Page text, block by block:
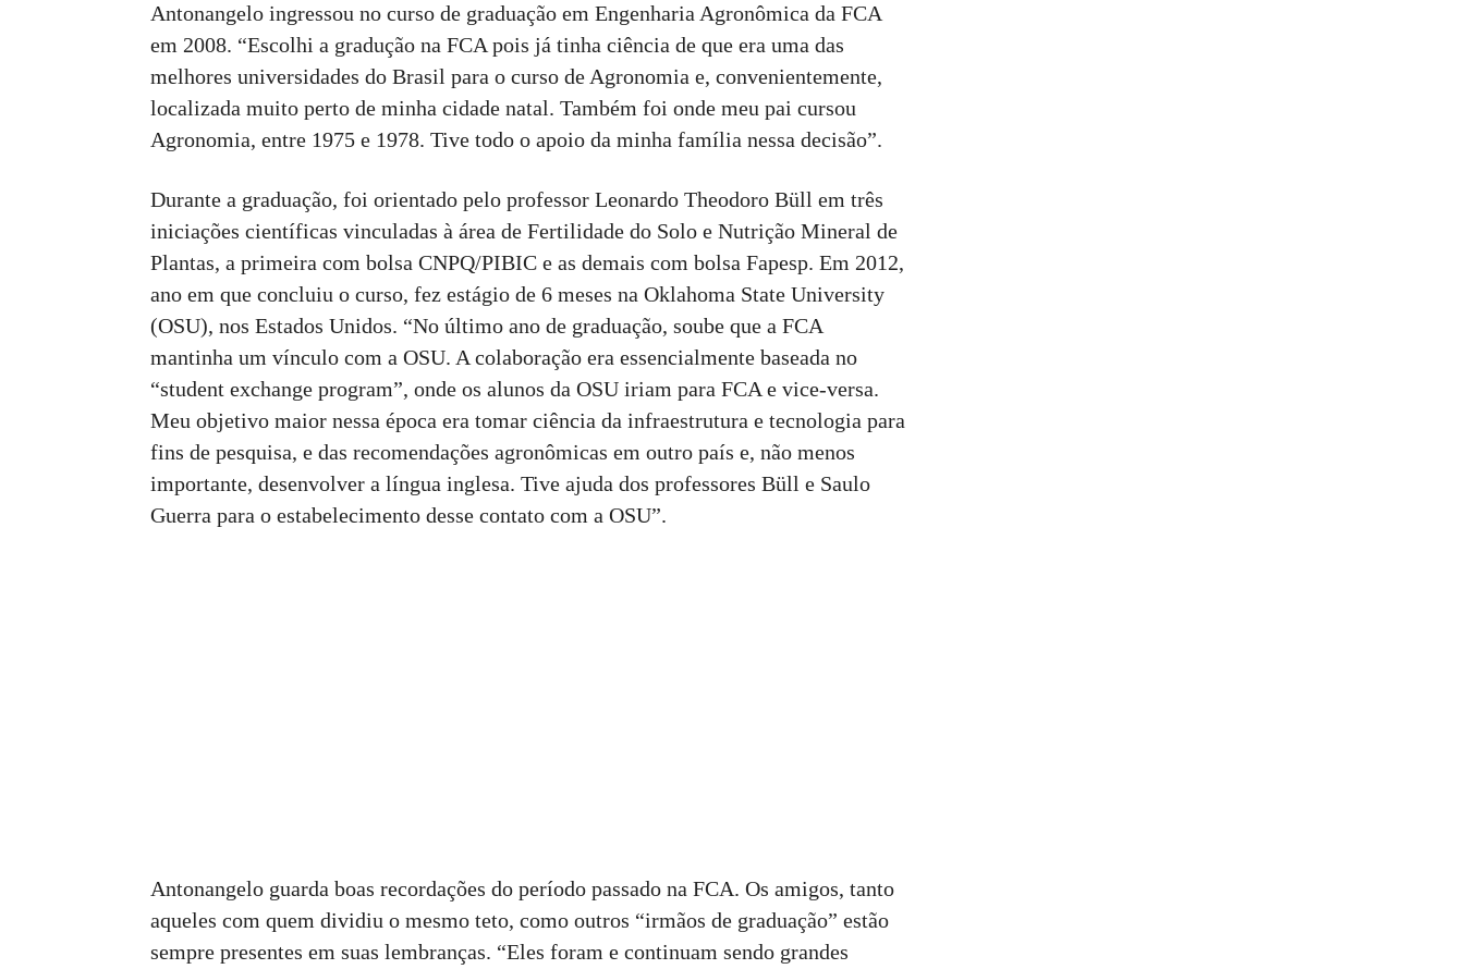
Antonangelo ingressou no curso de graduação em Engenharia Agronômica da FCA
em 2008. “Escolhi a gradução na FCA pois já tinha ciência de que era uma das
melhores universidades do Brasil para o curso de Agronomia e, convenientemente,
localizada muito perto de minha cidade natal. Também foi onde meu pai cursou
Agronomia, entre 1975 e 1978. Tive todo o apoio da minha família nessa decisão”.
Durante a graduação, foi orientado pelo professor Leonardo Theodoro Büll em três
iniciações científicas vinculadas à área de Fertilidade do Solo e Nutrição Mineral de
Plantas, a primeira com bolsa CNPQ/PIBIC e as demais com bolsa Fapesp. Em 2012,
ano em que concluiu o curso, fez estágio de 6 meses na Oklahoma State University
(OSU), nos Estados Unidos. “No último ano de graduação, soube que a FCA
mantinha um vínculo com a OSU. A colaboração era essencialmente baseada no
“student exchange program”, onde os alunos da OSU iriam para FCA e vice-versa.
Meu objetivo maior nessa época era tomar ciência da infraestrutura e tecnologia para
fins de pesquisa, e das recomendações agronômicas em outro país e, não menos
importante, desenvolver a língua inglesa. Tive ajuda dos professores Büll e Saulo
Guerra para o estabelecimento desse contato com a OSU”.
Antonangelo guarda boas recordações do período passado na FCA. Os amigos, tanto
aqueles com quem dividiu o mesmo teto, como outros “irmãos de graduação” estão
sempre presentes em suas lembranças. “Eles foram e continuam sendo grandes